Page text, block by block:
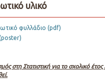
υλικό
φυλλάδιο (pdf)
στη Στατιστική για το σχολικό